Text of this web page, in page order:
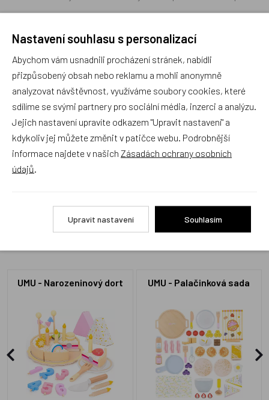
Recenze
Produkt zatím nemá žádné hodnocení,buďte první, kdo
produkt ohodnotí!
Přidat hodnocení
UMU - Narozeninový dort UMU - Palačinková sada
Nastavení souhlasu s personalizací
Abychom vám usnadnili procházení stránek, nabídli
přizpůsobený obsah nebo reklamu a mohli anonymně
analyzovat návštěvnost, využíváme soubory cookies, které
sdílíme se svými partnery pro sociální média, inzerci a analýzu.
Jejich nastavení upravíte odkazem "Upravit nastavení" a
kdykoliv jej můžete změnit v patičce webu. Podrobnější
informace najdete v našich Zásadách ochrany osobních
údajů
Upravit nastavení Souhlasím